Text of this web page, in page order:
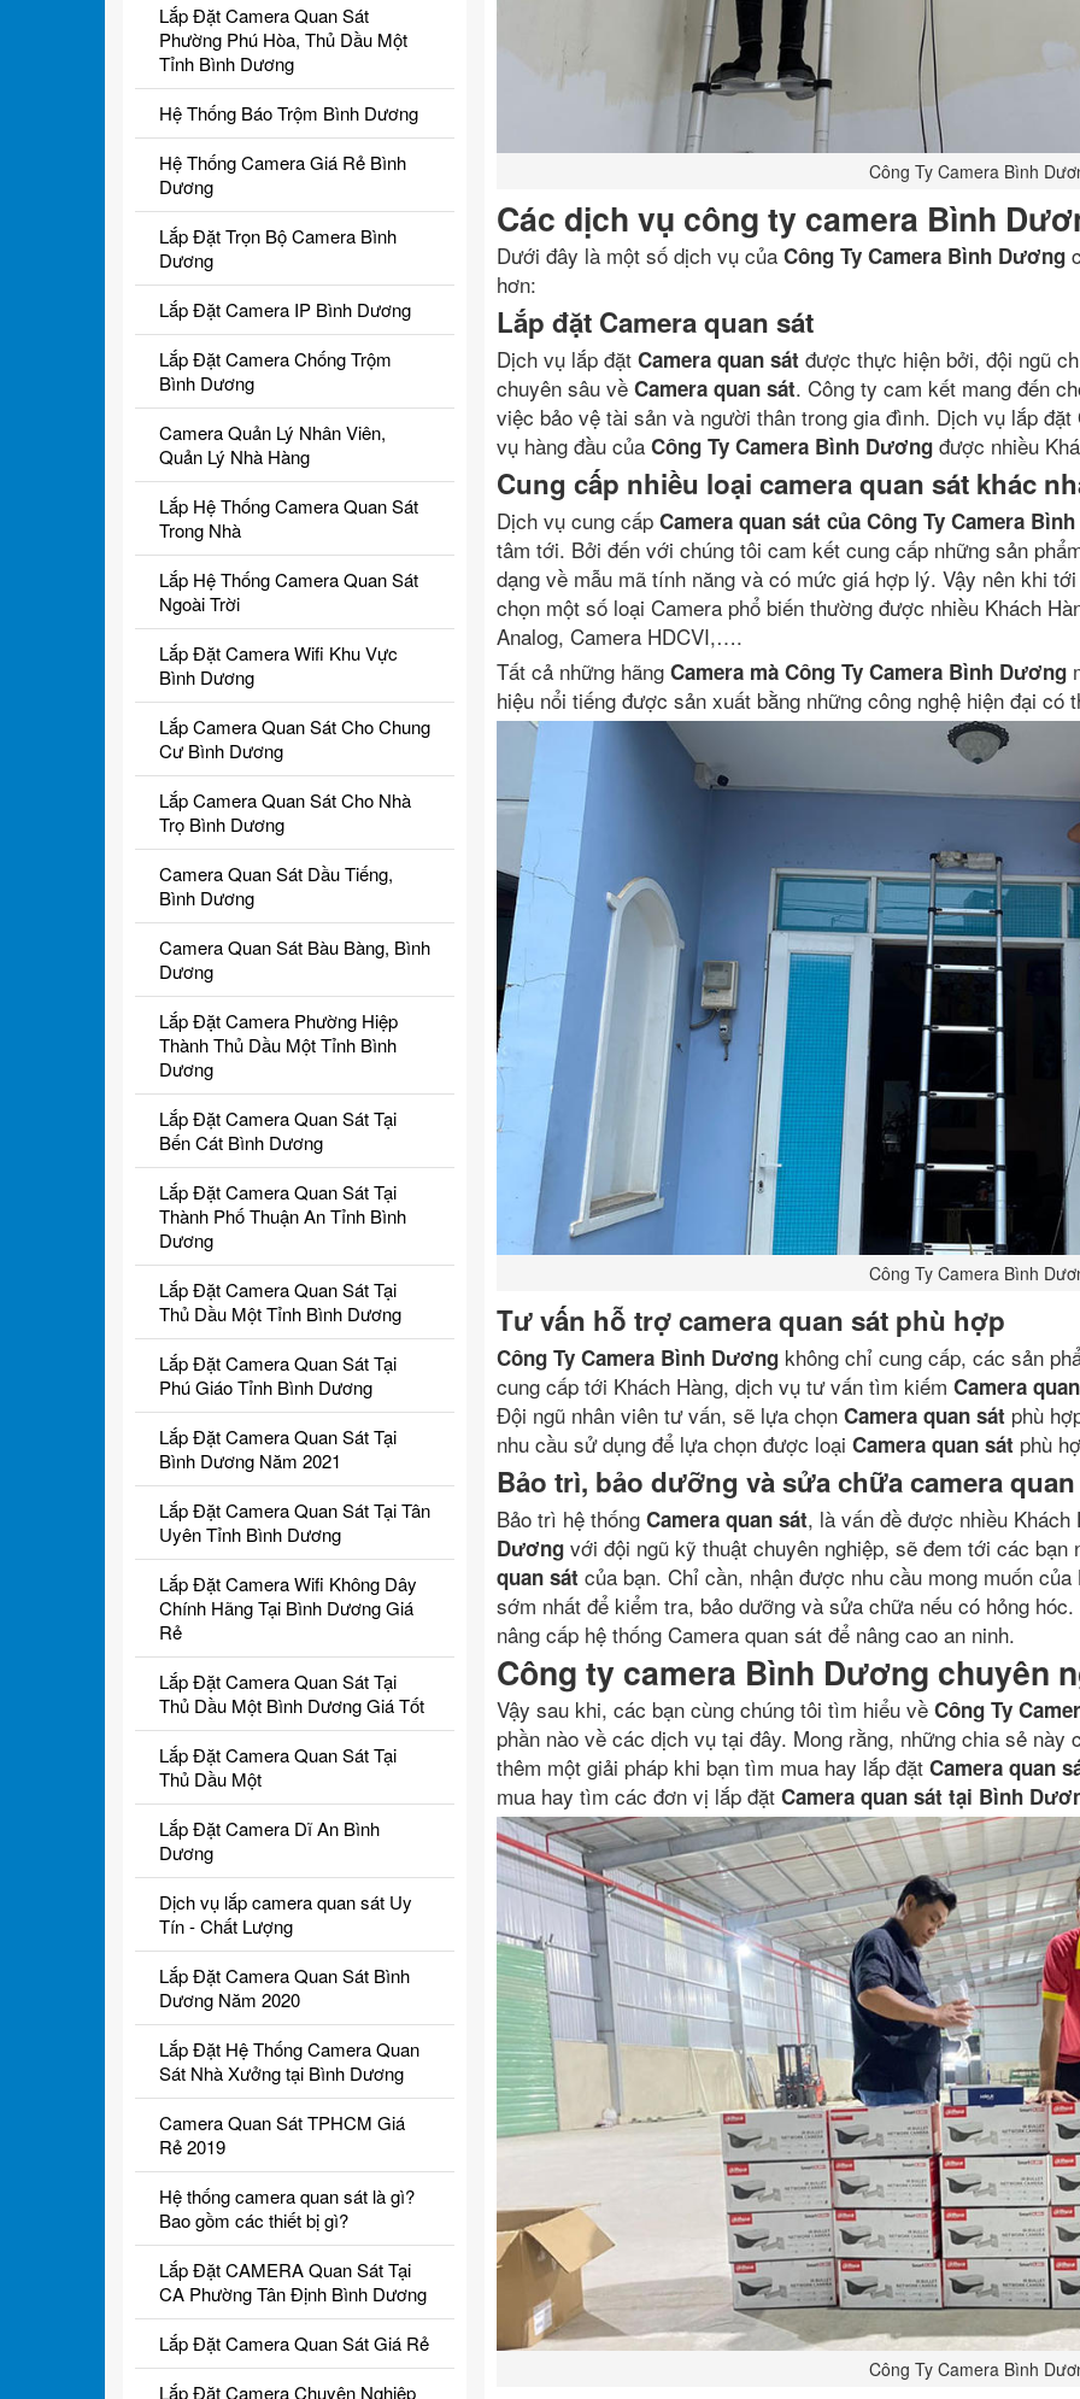
Công Ty Camera Bình
Các dịch vụ công ty camera Bình
Dưới đây là một số dịch vụ của Công Ty Camera Bình Dương
hơn:
Lắp đặt Camera quan sát
Dịch vụ lắp đặt Camera quan sát được thực hiện bởi, đội ngũ
chuyên sâu về Camera quan sát. Công ty cam kết mang đến
việc bảo vệ tài sản và người thân trong gia đình. Dịch vụ lắp đặt
vụ hàng đầu của Công Ty Camera Bình Dương được nhiều
Cung cấp nhiều loại camera quan sát khác
Dịch vụ cung cấp Camera quan sát của Công Ty Camera
tâm tới. Bởi đến với chúng tôi cam kết cung cấp những sản
dạng về mẫu mã tính năng và có mức giá hợp lý. Vậy nên khi
chọn một số loại Camera phổ biến thường được nhiều Khách
Analog, Camera HDCVI,….
Tất cả những hãng Camera mà Công Ty Camera Bình Dương
hiệu nổi tiếng được sản xuất bằng những công nghệ hiện đại
Công Ty Camera Bình
Tư vấn hỗ trợ camera quan sát phù hợp
Công Ty Camera Bình Dương không chỉ cung cấp, các sản
cung cấp tới Khách Hàng, dịch vụ tư vấn tìm kiếm Camera
Đội ngũ nhân viên tư vấn, sẽ lựa chọn Camera quan sát phù
nhu cầu sử dụng để lựa chọn được loại Camera quan sát phù
Bảo trì, bảo dưỡng và sửa chữa camera
Bảo trì hệ thống Camera quan sát, là vấn đề được nhiều
Dương với đội ngũ kỹ thuật chuyên nghiệp, sẽ đem tới các
quan sát của bạn. Chỉ cần, nhận được nhu cầu mong muốn
sớm nhất để kiểm tra, bảo dưỡng và sửa chữa nếu có hỏng
nâng cấp hệ thống Camera quan sát để nâng cao an ninh.
Công ty camera Bình Dương chuyên
Vậy sau khi, các bạn cùng chúng tôi tìm hiểu về Công Ty
phần nào về các dịch vụ tại đây. Mong rằng, những chia sẻ
thêm một giải pháp khi bạn tìm mua hay lắp đặt Camera quan
mua hay tìm các đơn vị lắp đặt Camera quan sát tại Bình
Công Ty Camera Bình
Lắp Đặt Camera Quan Sát
Phường Phú Hòa, Thủ Dầu Một
Tỉnh Bình Dương
Hệ Thống Báo Trộm Bình Dương
Hệ Thống Camera Giá Rẻ Bình
Dương
Lắp Đặt Trọn Bộ Camera Bình
Dương
Lắp Đặt Camera IP Bình Dương
Lắp Đặt Camera Chống Trộm
Bình Dương
Camera Quản Lý Nhân Viên,
Quản Lý Nhà Hàng
Lắp Hệ Thống Camera Quan Sát
Trong Nhà
Lắp Hệ Thống Camera Quan Sát
Ngoài Trời
Lắp Đặt Camera Wifi Khu Vực
Bình Dương
Lắp Camera Quan Sát Cho Chung
Cư Bình Dương
Lắp Camera Quan Sát Cho Nhà
Trọ Bình Dương
Camera Quan Sát Dầu Tiếng,
Bình Dương
Camera Quan Sát Bàu Bàng, Bình
Dương
Lắp Đặt Camera Phường Hiệp
Thành Thủ Dầu Một Tỉnh Bình
Dương
Lắp Đặt Camera Quan Sát Tại
Bến Cát Bình Dương
Lắp Đặt Camera Quan Sát Tại
Thành Phố Thuận An Tỉnh Bình
Dương
Lắp Đặt Camera Quan Sát Tại
Thủ Dầu Một Tỉnh Bình Dương
Lắp Đặt Camera Quan Sát Tại
Phú Giáo Tỉnh Bình Dương
Lắp Đặt Camera Quan Sát Tại
Bình Dương Năm 2021
Lắp Đặt Camera Quan Sát Tại Tân
Uyên Tỉnh Bình Dương
Lắp Đặt Camera Wifi Không Dây
Chính Hãng Tại Bình Dương Giá
Rẻ
Lắp Đặt Camera Quan Sát Tại
Thủ Dầu Một Bình Dương Giá Tốt
Lắp Đặt Camera Quan Sát Tại
Thủ Dầu Một
Lắp Đặt Camera Dĩ An Bình
Dương
Dịch vụ lắp camera quan sát Uy
Tín - Chất Lượng
Lắp Đặt Camera Quan Sát Bình
Dương Năm 2020
Lắp Đặt Hệ Thống Camera Quan
Sát Nhà Xưởng tại Bình Dương
Camera Quan Sát TPHCM Giá
Rẻ 2019
Hệ thống camera quan sát là gì?
Bao gồm các thiết bị gì?
Lắp Đặt CAMERA Quan Sát Tại
CA Phường Tân Định Bình Dương
Lắp Đặt Camera Quan Sát Giá Rẻ
Lắp Đặt Camera Chuyên Nghiệp